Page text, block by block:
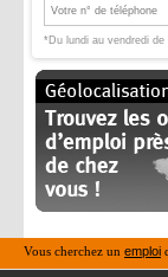
*Du lundi au vendredi de
Vous cherchez un emploi